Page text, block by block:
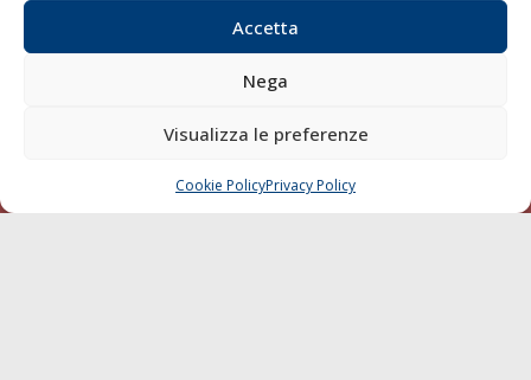
Accetta
Nega
Visualizza le preferenze
Cookie PolicyPrivacy Policy
Diporto
Contatti
CHIAMA SCRIVI